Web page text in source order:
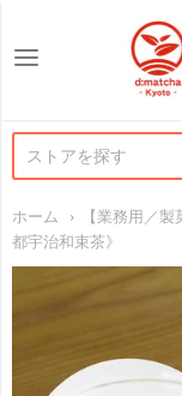
ホーム
【業務用／
都宇治和束茶》